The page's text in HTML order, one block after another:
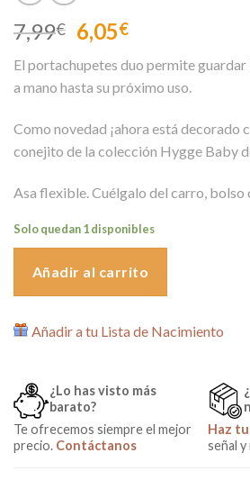
7,99€ El
precio
original
era:
6,05€El
actual
es:
El portachupetes duo permite
a mano hasta su próximo uso.
Como novedad ¡ahora está decorado
conejito de la colección Hygge Baby
Asa flexible. Cuélgalo del carro, bolso
Solo quedan 1 disponibles
Añadir al carrito
Añadir a tu Lista de Nacimiento
¿Lo has visto más
barato?
Te ofrecemos siempre el mejor
precio. Contáctanos
Haz
señal